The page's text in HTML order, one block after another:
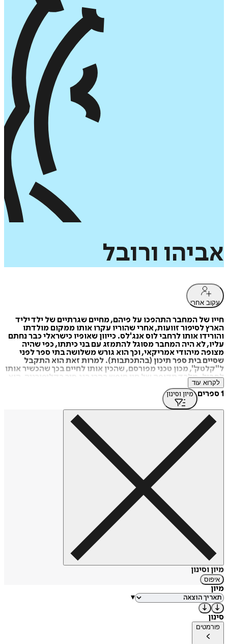
אביהו ורובל
עקוב אחרי
חייו של המחבר התהפכו על פיהם, מחיים שגרתיים של ילד יליד
הארץ לסיפור זוועות, אחרי שהוריו עקרו אותו ממקום מולדתו
והורידו אותו לרחבי לוס אנג'לס. כייוון שאופיו כישראלי כבר נחתם
עליו, לא היה המחבר מסוגל להתמזג עם בני כיתתו, כפי שהיה
מצופה מיהודי אמריקאי, וכך הוא גורש משלושה בתי ספר לפני
שסיים בית ספר תיכון (בהתכתבות). למרות זאת הוא התקבל
ל"קלטק", מכון טכני מפורסם, שהכין אותו לחיים בכך שהכשיר אותו
לסבול. מלבד תקופה של חיי חופש בהרי ביג סיר בקליפורניה, הוא
חי חיים שגרתיים של מהנדס, גידל בן לבדו, ניהל חברה וכתב בכל
הזדמנות. הוא נשוי לפסנתרנית, אב לשני ילדים וסב לשני נכדים.
לקרוא עוד
1 ספרים מיון וסינון
מיון וסינון
איפוס
מיון
▾
סינון
פורמטים